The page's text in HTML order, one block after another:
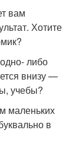
вам
Хотите
либо
внизу —
учебы?
маленьких
в